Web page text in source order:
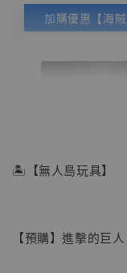
🏝【無人島玩具】
【預購】進擊的巨